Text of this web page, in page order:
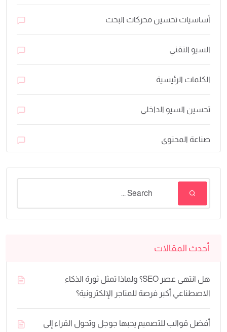
أساسيات تحسين محركات البحث
السيو التقني
الكلمات الرئيسية
تحسين السيو الداخلي
صناعة المحتوى
أحدث المقالات
هل انتهى عصر SEO؟ ولماذا تمثل ثورة الذكاء
الاصطناعي أكبر فرصة للمتاجر الإلكترونية؟
أفضل قوالب للتصميم يحبها جوجل وتحول القراء إلى